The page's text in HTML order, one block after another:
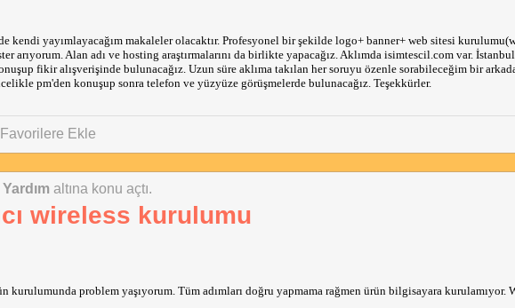
kendi yayımlayacağım makaleler olacaktır. Profesyonel bir şekilde logo+ banner+ web sitesi
arıyorum. Alan adı ve hosting araştırmalarını da birlikte yapacağız. Aklımda isimtescil.com var.
fikir alışverişinde bulunacağız. Uzun süre aklıma takılan her soruyu özenle sorabileceğim bir
pm'den konuşup sonra telefon ve yüzyüze görüşmelerde bulunacağız. Teşekkürler.
Favorilere Ekle
altına konu açtı.
wireless kurulumu
kurulumunda problem yaşıyorum. Tüm adımları doğru yapmama rağmen ürün bilgisayara kurulamıyor.